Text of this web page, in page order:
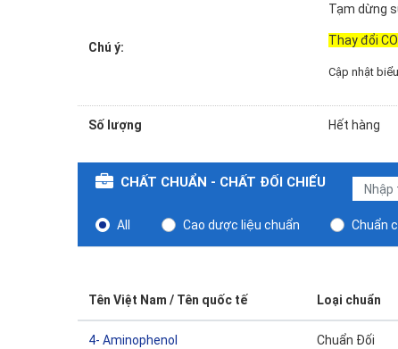
Chú ý:
Tạm dừng
Thay đổi
Cập nhật
Số lượng Hết hàng
CHẤT CHUẨN - CHẤT ĐỐI CHIẾU
All Cao dược liệu chuẩn Chuẩn
Tên Việt Nam / Tên quốc tế Loại chuẩn
4- Aminophenol
Chuẩn Đối